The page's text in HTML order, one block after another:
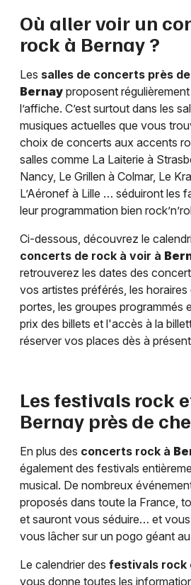
Où aller voir un
rock à Bernay ?
Les salles de concerts près
Bernay proposent
l’affiche. C’est surtout dans les
musiques actuelles que vous
choix de concerts aux accents
salles comme La Laiterie à
Nancy, Le Grillen à Colmar, Le
L’Aéronef à Lille … séduiront les
leur programmation bien
Ci-dessous, découvrez le
concerts de rock à voir à
retrouverez les dates des
vos artistes préférés, les
portes, les groupes programmés
prix des billets et l'accès à la
réserver vos places dès à
Les festivals rock
Bernay près de
En plus des concerts rock à
également des festivals
musical. De nombreux
proposés dans toute la France,
et sauront vous séduire… et
vous lâcher sur un pogo géant
Le calendrier des festivals rock
vous donne toutes les